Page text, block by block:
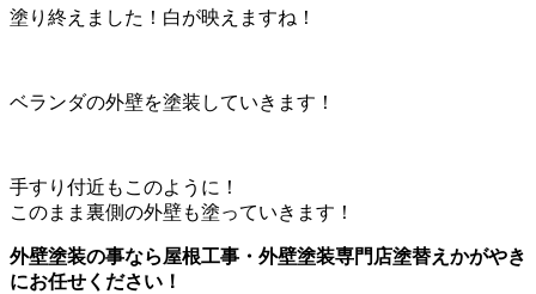
塗り終えました！白が映えますね！
ベランダの外壁を塗装していきます！
手すり付近もこのように！
このまま裏側の外壁も塗っていきます！
外壁塗装の事なら屋根工事・外壁塗装専門店塗替えかがやき
にお任せください！